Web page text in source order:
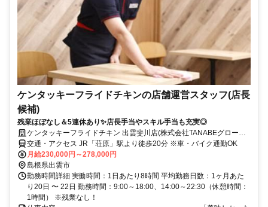
ケンタッキーフライドチキンの店舗運営スタッフ(店長
候補)
残業ほぼなし＆5連休あり✨店長手当やスキル手当も充実◎
ケンタッキーフライドチキン 出雲斐川店(株式会社TANABEグローバ
ルキッチン)
交通・アクセス JR「荘原」駅より徒歩20分 ※車・バイク通勤OK
月給230,000円～278,000円
島根県出雲市
勤務時間詳細 実働時間：1日あたり8時間 平均勤務日数：1ヶ月あた
り20日 〜 22日 勤務時間：9:00～18:00、14:00～22:30（休憩時間：
1時間） ※残業なし！